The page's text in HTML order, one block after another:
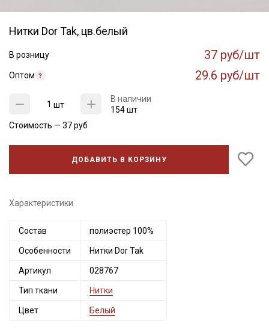
Нитки Dor Tak, цв.белый
В розницу 37 руб/шт
Оптом 29.6 руб/шт
шт
В наличии
154 шт
Стоимость — 37руб
ДОБАВИТЬ В КОРЗИНУ
Характеристики
Состав полиэстер 100%
Особенности Нитки Dor Tak
Артикул 028767
Тип ткани Нитки
Цвет Белый
Секретная рассылка от Купава
Мы публикуем здесь дополнительные
промокоды и скидки до 30% на узкие
Электронная почта